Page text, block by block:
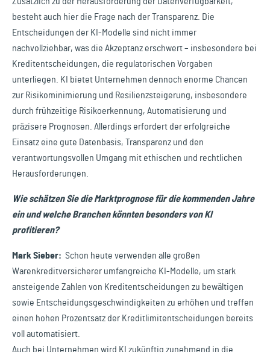
besteht auch hier die Frage nach der Transparenz. Die
Entscheidungen der KI-Modelle sind nicht immer
nachvollziehbar, was die Akzeptanz erschwert – insbesondere bei
Kreditentscheidungen, die regulatorischen Vorgaben
unterliegen. KI bietet Unternehmen dennoch enorme Chancen
zur Risikominimierung und Resilienzsteigerung, insbesondere
durch frühzeitige Risikoerkennung, Automatisierung und
präzisere Prognosen. Allerdings erfordert der erfolgreiche
Einsatz eine gute Datenbasis, Transparenz und den
verantwortungsvollen Umgang mit ethischen und rechtlichen
Herausforderungen.
Wie schätzen Sie die Marktprognose für die kommenden Jahre
ein und welche Branchen könnten besonders von KI
profitieren?
Mark Sieber: Schon heute verwenden alle großen
Warenkreditversicherer umfangreiche KI-Modelle, um stark
ansteigende Zahlen von Kreditentscheidungen zu bewältigen
sowie Entscheidungsgeschwindigkeiten zu erhöhen und treffen
einen hohen Prozentsatz der Kreditlimitentscheidungen bereits
voll automatisiert.
Auch bei Unternehmen wird KI zukünftig zunehmend in die